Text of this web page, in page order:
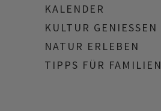
KALENDER
KULTUR GENIESSEN
NATUR ERLEBEN
TIPPS FÜR FAMILIEN